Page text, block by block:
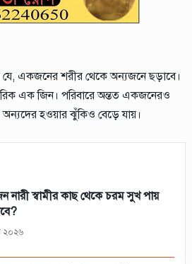
একজনের শরীর থেকে অন্যজনে ছড়াবে।
এক জিন। পরিবারে অন্তত একজনেরও
অন্যদের হওয়ার ঝুঁকিও বেড়ে যায়।
নারী স্বামীর কাছ থেকে চরম সুখ পায়
২০২৬